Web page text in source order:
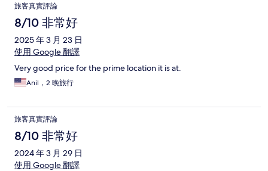
旅客真實評論
8/10 非常好
2025 年 3 月 23 日
使用 Google 翻譯
Very good price for the prime location it is at.
Anil，2 晚旅行
旅客真實評論
8/10 非常好
2024 年 3 月 29 日
使用 Google 翻譯